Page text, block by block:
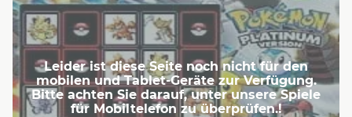
Leider ist diese Seite noch nicht für den
mobilen und Tablet-Geräte zur Verfügung.
Bitte achten Sie darauf, unter unsere Spiele
für Mobiltelefon zu überprüfen.!